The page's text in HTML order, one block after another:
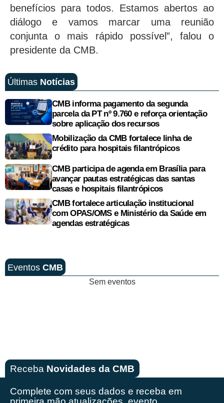
benefícios para todos. Estamos abertos ao
diálogo e vamos marcar uma reunião
conjunta o mais rápido possível”, falou o
presidente da CMB.
Últimas Notícias
CMB informa pagamento da segunda
parcela da PT nº 9.760 e reforça orientação
sobre aplicação dos recursos
Mobilização da CMB fortalece linha de
crédito para hospitais filantrópicos
CMB participa de agenda em Brasília para
avançar pautas estratégicas das santas
casas e hospitais filantrópicos
CMB fortalece articulação institucional
com OPAS/OMS e Ministério da Saúde em
agendas estratégicas
Eventos CMB
Sem eventos
Receba Novidades da CMB
Complete com seus dados e receba em